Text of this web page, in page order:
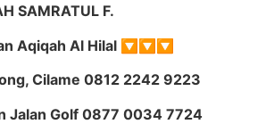
SAMRATUL F.
Aqiqah Al Hilal 🔽🔽🔽
Cilame 0812 2242 9223
Jalan Golf 0877 0034 7724